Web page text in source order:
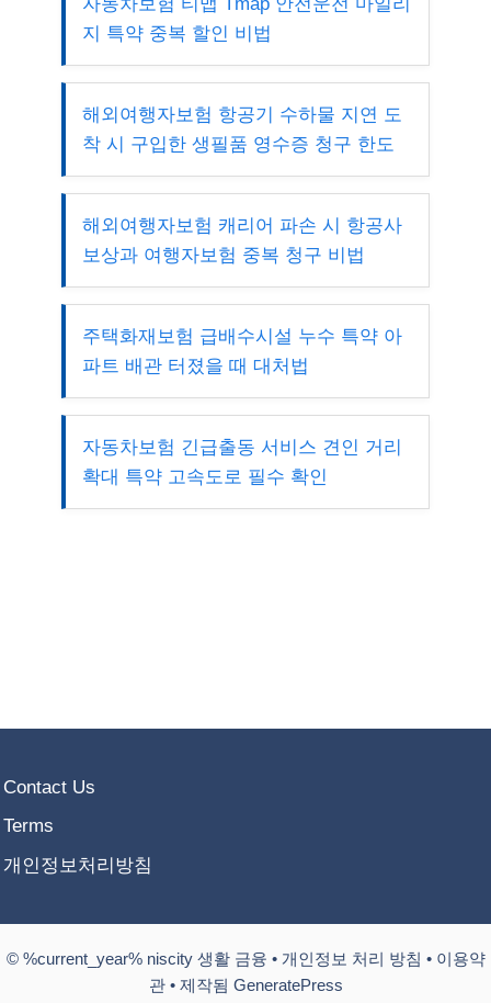
지 특약 중복 할인 비법
해외여행자보험 항공기 수하물 지연 도
착 시 구입한 생필품 영수증 청구 한도
해외여행자보험 캐리어 파손 시 항공사
보상과 여행자보험 중복 청구 비법
주택화재보험 급배수시설 누수 특약 아
파트 배관 터졌을 때 대처법
자동차보험 긴급출동 서비스 견인 거리
확대 특약 고속도로 필수 확인
Contact Us
Terms
개인정보처리방침
© %current_year% niscity 생활 금융 • 개인정보 처리 방침 • 이용약
관• 제작됨 GeneratePress